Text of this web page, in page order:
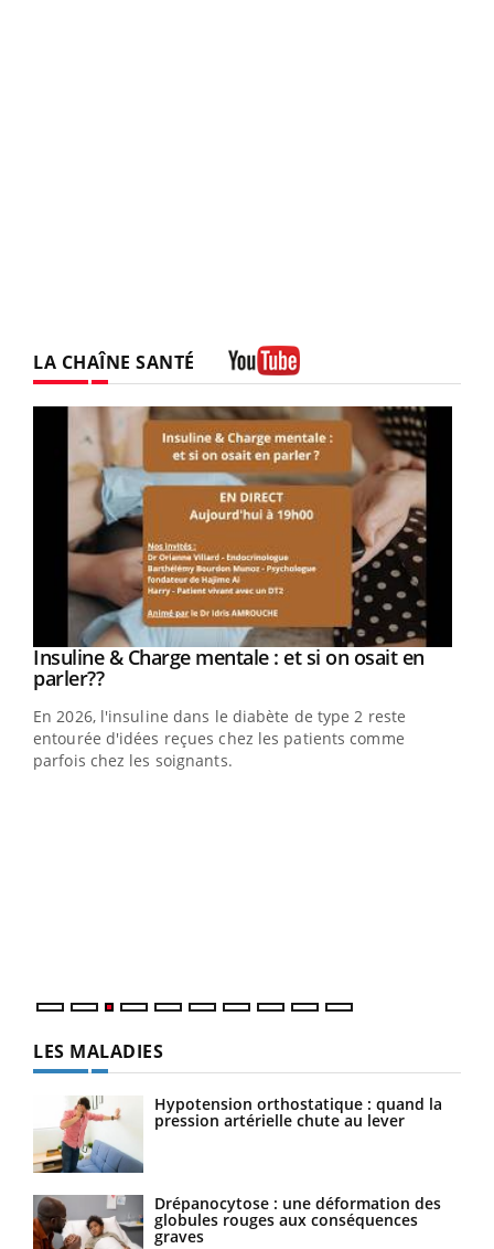
LA CHAÎNE SANTÉ
Youtube
Insuline & Charge mentale : et si on osait en
parler??Youtube
En 2026, l'insuline dans le diabète de type 2 reste
entourée d'idées reçues chez les patients comme
parfois chez les soignants.
LES MALADIES
Hypotension orthostatique : quand la
pression artérielle chute au lever
Drépanocytose : une déformation des
globules rouges aux conséquences
graves